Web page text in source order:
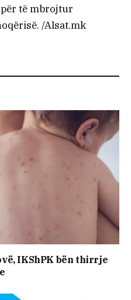
të mbrojtur
/Alsat.mk
IKShPK bën thirrje